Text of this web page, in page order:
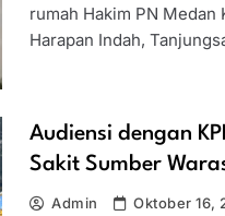
rumah Hakim PN Medan
Harapan Indah,
Audiensi dengan
Sakit Sumber
Admin Oktober 16,